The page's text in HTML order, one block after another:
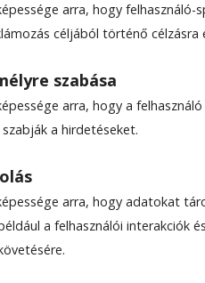
arra, hogy felhasználó-
céljából történő célzásra
szabása
arra, hogy a
a hirdetéseket.
arra, hogy adatokat
a felhasználói interakciók
adott ott­hont a
a román válogatott
a verseny egyben
csíki sportolók is